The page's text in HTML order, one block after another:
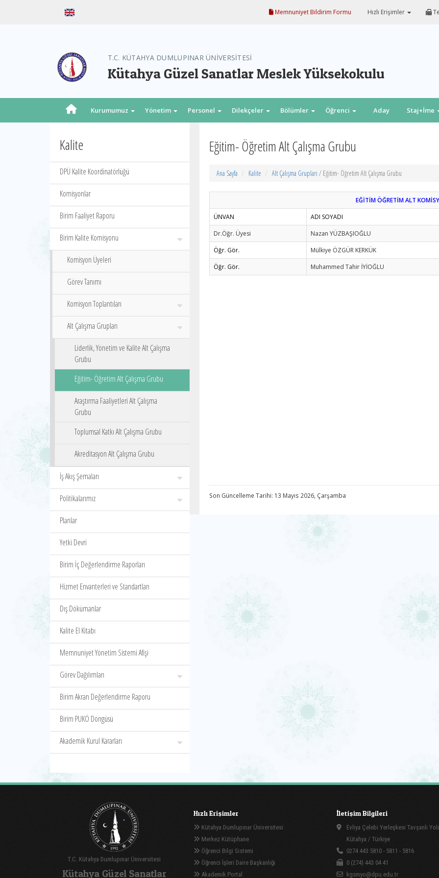
Memnuniyet Bildirim Formu Hızlı Erişimler
T.C. KÜTAHYA DUMLUPINAR ÜNİVERSİTESİ
Kütahya Güzel Sanatlar Meslek Yüksekokulu
Kurumumuz Yönetim Personel Dilekçeler Bölümler Öğrenci Aday Staj+İme
Kalite
DPÜ Kalite Koordinatörlüğü
Komisyonlar
Birim Faaliyet Raporu
Birim Kalite Komisyonu
Komisyon Üyeleri
Görev Tanımı
Komisyon Toplantıları
Alt Çalışma Grupları
Liderlik, Yönetim ve Kalite Alt Çalışma
Grubu
Eğitim- Öğretim Alt Çalışma Grubu
Araştırma Faaliyetleri Alt Çalışma
Grubu
Toplumsal Katkı Alt Çalışma Grubu
Akreditasyon Alt Çalışma Grubu
İş Akış Şemaları
Politikalarımız
Planlar
Yetki Devri
Birim İç Değerlendirme Raporları
Hizmet Envanterleri ve Standartları
Dış Dökümanlar
Kalite El Kitabı
Memnuniyet Yönetim Sistemi Afişi
Görev Dağılımları
Birim Akran Değerlendirme Raporu
Birim PUKÖ Döngüsü
Akademik Kurul Kararları
Eğitim- Öğretim Alt Çalışma Grubu
Ana Sayfa Kalite Alt Çalışma Grupları / Eğitim- Öğretim Alt Çalışma Grubu
EĞİTİM ÖĞRETİM ALT
ÜNVAN
ADI SOYADI
Dr.Öğr. Üyesi
Nazan YÜZBAŞIOĞLU
Öğr. Gör.
Mülkiye ÖZGÜR KERKÜK
Öğr. Gör.
Muhammed Tahir İYİOĞLU
Son Güncelleme Tarihi: 13 Mayıs 2026, Çarşamba
T.C. Kütahya Dumlupınar Üniversitesi
Kütahya Güzel Sanatlar
Hızlı Erişimler
Kütahya Dumlupınar Üniversitesi
Merkez Kütüphane
Öğrenci Bilgi Sistemi
Öğrenci İşleri Daire Başkanlığı
Akademik Portal
İletişim Bilgileri
Evliya Çelebi Yerleşkesi Tavşanlı
Kütahya / Türkiye
0274 443 5810 - 5811 - 5816
0 (274) 443 04 41
kgsmyo@dpu.edu.tr